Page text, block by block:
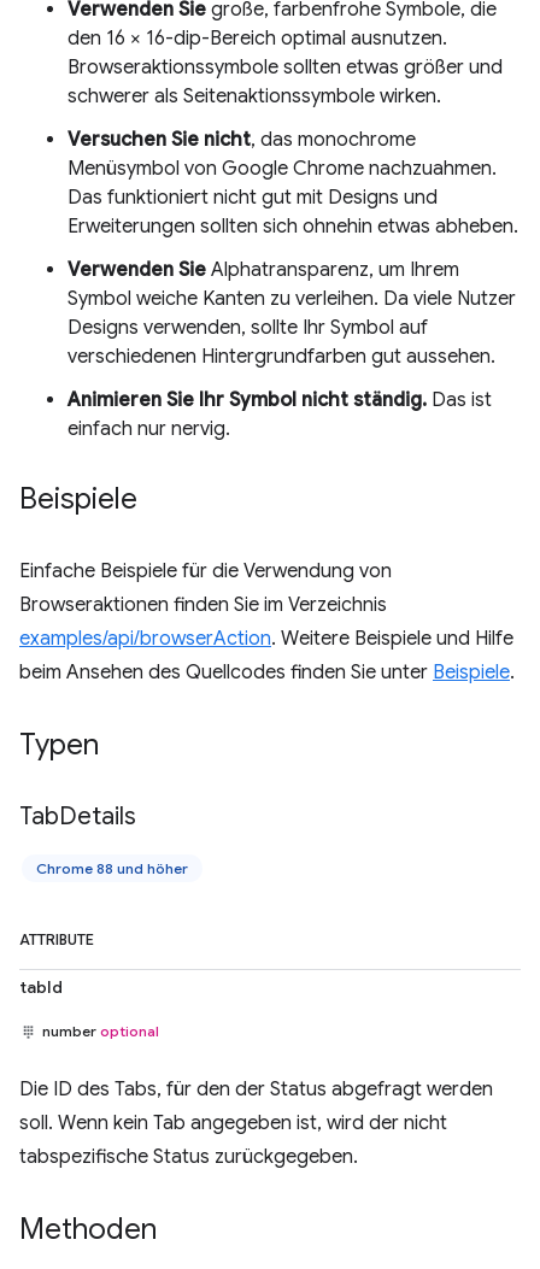
Verwenden Sie große, farbenfrohe Symbole, die
den 16 × 16-dip-Bereich optimal ausnutzen.
Browseraktionssymbole sollten etwas größer und
schwerer als Seitenaktionssymbole wirken.
Versuchen Sie nicht, das monochrome
Menüsymbol von Google Chrome nachzuahmen.
Das funktioniert nicht gut mit Designs und
Erweiterungen sollten sich ohnehin etwas abheben.
Verwenden Sie Alphatransparenz, um Ihrem
Symbol weiche Kanten zu verleihen. Da viele Nutzer
Designs verwenden, sollte Ihr Symbol auf
verschiedenen Hintergrundfarben gut aussehen.
Animieren Sie Ihr Symbol nicht ständig. Das ist
einfach nur nervig.
Beispiele
Einfache Beispiele für die Verwendung von
Browseraktionen finden Sie im Verzeichnis
examples/api/browserAction. Weitere Beispiele und Hilfe
beim Ansehen des Quellcodes finden Sie unter Beispiele.
Typen
TabDetails
Chrome 88 und höher
ATTRIBUTE
tabId
number optional
Die ID des Tabs, für den der Status abgefragt werden
soll. Wenn kein Tab angegeben ist, wird der nicht
tabspezifische Status zurückgegeben.
Methoden